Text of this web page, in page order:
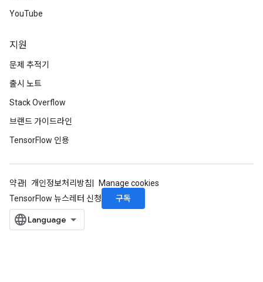
YouTube
지원
문제 추적기
출시 노트
Stack Overflow
브랜드 가이드라인
TensorFlow 인용
약관 개인정보처리방침
Manage cookies
TensorFlow 뉴스레터 신청
구독